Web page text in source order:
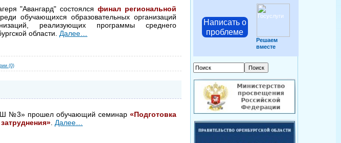
"Авангард" состоялсяфинал региональной
обучающихся образовательных организаций
реализующих программы среднего
области. Далее…
(0)
№3» прошел обучающий семинар «Подготовка
Далее…
Написать о
проблеме
Решаем
вместе